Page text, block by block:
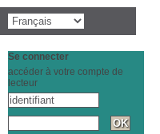
Se connecter
accéder à votre compte de
lecteur